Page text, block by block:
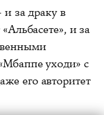
за драку в
и за
уходи» с
его авторитет